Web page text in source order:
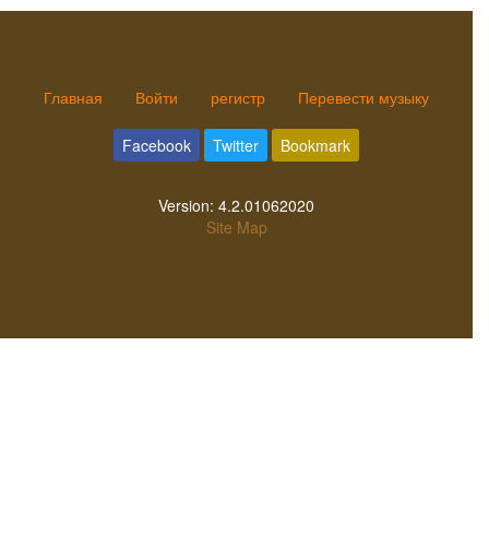
Главная Войти регистр Перевести музыку
Facebook Twitter Bookmark
Version: 4.2.01062020
Site Map